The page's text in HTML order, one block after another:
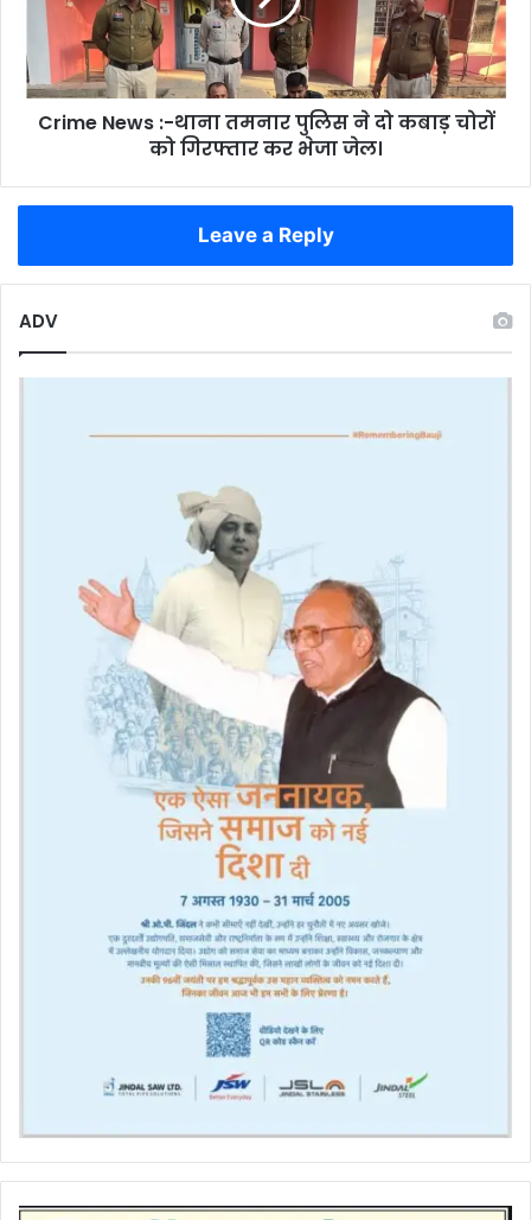
आहार
पुलिस
दो
कबाड़
चोरों
कर
Crime News :-थाना तमनार पुलिस ने दो कबाड़ चोरों
को गिरफ्तार कर भेजा जेल।
Leave a Reply
ADV